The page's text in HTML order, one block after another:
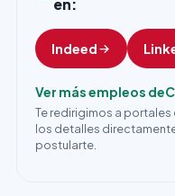
en:
Indeed
Ver más empleos de
Te redirigimos a
los detalles
postularte.